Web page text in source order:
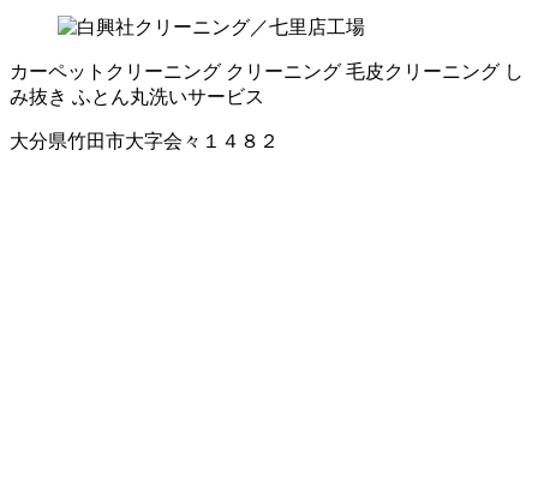
カーペットクリーニング クリーニング 毛皮クリーニング し
み抜き ふとん丸洗いサービス
大分県竹田市大字会々１４８２